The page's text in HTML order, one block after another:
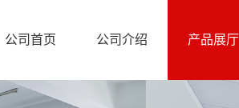
公司首页 公司介绍 产品展厅